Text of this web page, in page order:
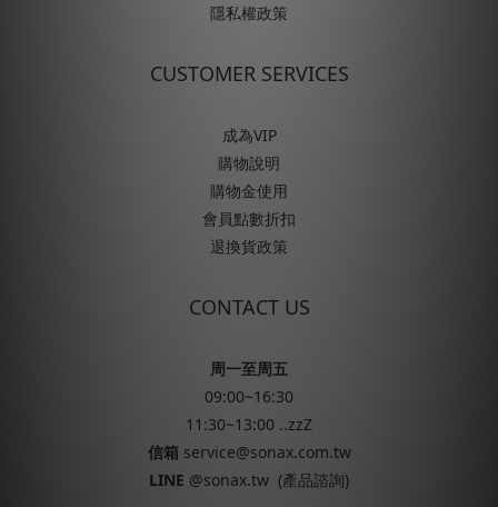
隱私權政策
CUSTOMER SERVICES
成為VIP
購物說明
購物金使用
會員點數折扣
退換貨政策
CONTACT US
周一至周五
09:00~16:30
11:30~13:00 ..zzZ
信箱service@sonax.com.tw
LINE @sonax.tw (產品諮詢)